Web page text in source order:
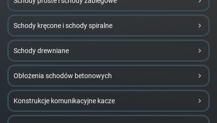
Schody kręcone i schody spiralne
Schody drewniane
Obłożenia schodów betonowych
Konstrukcje komunikacyjne kacze